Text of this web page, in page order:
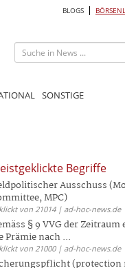
BLOGS
SONSTIGE
Begriffe
Ausschuss
MPC)
von 21014 | ad-hoc-news.de
§ 9 VVG der
Prämie nach ...
von 21000 | ad-hoc-news.de
(protection